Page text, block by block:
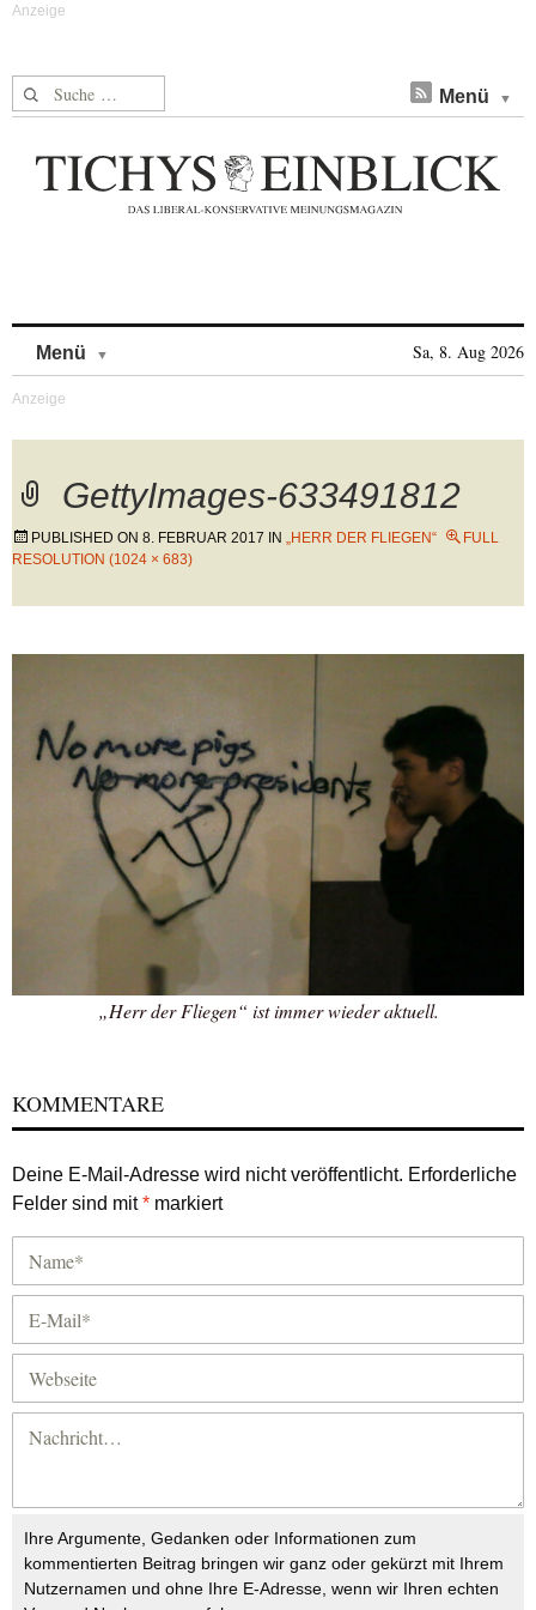
Suche nach: Menü
Menü Sa, 8. Aug 2026
GettyImages-633491812
PUBLISHED ON 8. FEBRUAR 2017 IN „HERR DER FLIEGEN“
FULL
RESOLUTION (1024 × 683)
„Herr der Fliegen“ ist immer wieder aktuell.
KOMMENTARE
Deine E-Mail-Adresse wird nicht veröffentlicht. Erforderliche
Felder sind mit* markiert
Ihre Argumente, Gedanken oder Informationen zum
kommentierten Beitrag bringen wir ganz oder gekürzt mit Ihrem
Nutzernamen und ohne Ihre E-Adresse, wenn wir Ihren echten